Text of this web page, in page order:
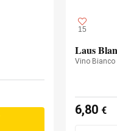
15
Laus
Vino Bianco
6,80 €